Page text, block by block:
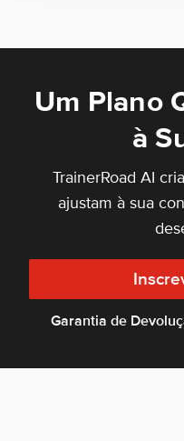
Um Plano
à
TrainerRoad AI
ajustam à sua
Garantia de